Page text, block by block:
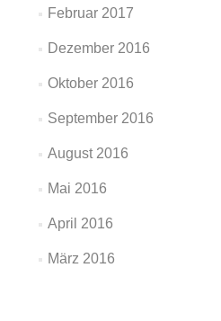
Februar 2017
Dezember 2016
Oktober 2016
September 2016
August 2016
Mai 2016
April 2016
März 2016